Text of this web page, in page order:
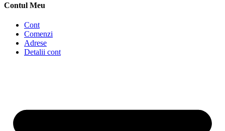
Contul Meu
Cont
Comenzi
Adrese
Detalii cont